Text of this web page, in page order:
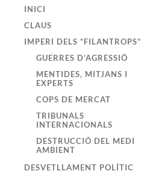
INICI
CLAUS
IMPERI DELS “FILANTROPS”
GUERRES D’AGRESSIÓ
MENTIDES, MITJANS I
EXPERTS
COPS DE MERCAT
TRIBUNALS
INTERNACIONALS
DESTRUCCIÓ DEL MEDI
AMBIENT
DESVETLLAMENT POLÍTIC